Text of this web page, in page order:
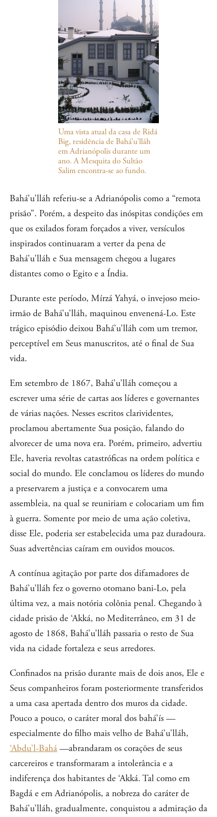
Uma vista atual da casa de Ridá
Big, residência de Bahá’u’lláh
em Adrianópolis durante um
ano. A Mesquita do Sultão
Salim encontra-se ao fundo.
Bahá’u’lláh referiu-se a Adrianópolis como a “remota
prisão”. Porém, a despeito das inóspitas condições em
que os exilados foram forçados a viver, versículos
inspirados continuaram a verter da pena de
Bahá’u’lláh e Sua mensagem chegou a lugares
distantes como o Egito e a Índia.
Durante este período, Mírzá Yahyá, o invejoso meio-
irmão de Bahá’u’lláh, maquinou envenená-Lo. Este
trágico episódio deixou Bahá’u’lláh com um tremor,
perceptível em Seus manuscritos, até o final de Sua
vida.
Em setembro de 1867, Bahá’u’lláh começou a
escrever uma série de cartas aos líderes e governantes
de várias nações. Nesses escritos clarividentes,
proclamou abertamente Sua posição, falando do
alvorecer de uma nova era. Porém, primeiro, advertiu
Ele, haveria revoltas catastróficas na ordem política e
social do mundo. Ele conclamou os líderes do mundo
a preservarem a justiça e a convocarem uma
assembleia, na qual se reuniriam e colocariam um fim
à guerra. Somente por meio de uma ação coletiva,
disse Ele, poderia ser estabelecida uma paz duradoura.
Suas advertências caíram em ouvidos moucos.
A contínua agitação por parte dos difamadores de
Bahá’u’lláh fez o governo otomano bani-Lo, pela
última vez, a mais notória colônia penal. Chegando à
cidade prisão de ‘Akká, no Mediterrâneo, em 31 de
agosto de 1868, Bahá’u’lláh passaria o resto de Sua
vida na cidade fortaleza e seus arredores.
Confinados na prisão durante mais de dois anos, Ele e
Seus companheiros foram posteriormente transferidos
a uma casa apertada dentro dos muros da cidade.
Pouco a pouco, o caráter moral dos bahá’ís —
especialmente do filho mais velho de Bahá’u’lláh,
‘Abdu’l-Bahá —abrandaram os corações de seus
carcereiros e transformaram a intolerância e a
indiferença dos habitantes de ‘Akká. Tal como em
Bagdá e em Adrianópolis, a nobreza do caráter de
Bahá’u’lláh, gradualmente, conquistou a admiração da